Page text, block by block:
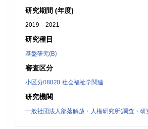
研究期間 (年度)
2019 – 2021
研究種目
基盤研究(B)
審査区分
小区分08020:社会福祉学関連
研究機関
一般社団法人部落解放・人権研究所(調査・研